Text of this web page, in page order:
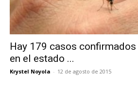
Hay 179 casos
en el estado ...
Krystel Noyola - 12 de agosto de 2015